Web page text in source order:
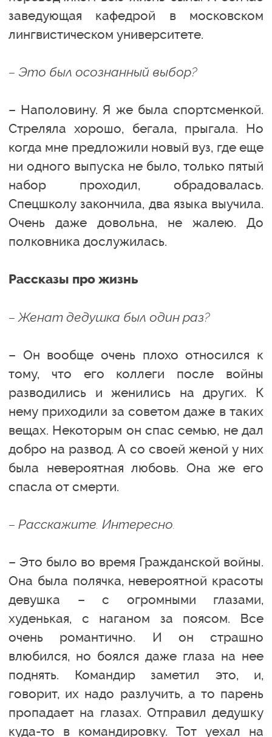
заведующая кафедрой в московском
лингвистическом университете.
– Это был осознанный выбор?
– Наполовину. Я же была спортсменкой.
Стреляла хорошо, бегала, прыгала. Но
когда мне предложили новый вуз, где еще
ни одного выпуска не было, только пятый
набор проходил, обрадовалась.
Спецшколу закончила, два языка выучила.
Очень даже довольна, не жалею. До
полковника дослужилась.
Рассказы про жизнь
– Женат дедушка был один раз?
– Он вообще очень плохо относился к
тому, что его коллеги после войны
разводились и женились на других. К
нему приходили за советом даже в таких
вещах. Некоторым он спас семью, не дал
добро на развод. А со своей женой у них
была невероятная любовь. Она же его
спасла от смерти.
– Расскажите. Интересно.
– Это было во время Гражданской войны.
Она была полячка, невероятной красоты
девушка – с огромными глазами,
худенькая, с наганом за поясом. Все
очень романтично. И он страшно
влюбился, но боялся даже глаза на нее
поднять. Командир заметил это, и,
говорит, их надо разлучить, а то парень
пропадает на глазах. Отправил дедушку
куда-то в командировку. Тот уехал на